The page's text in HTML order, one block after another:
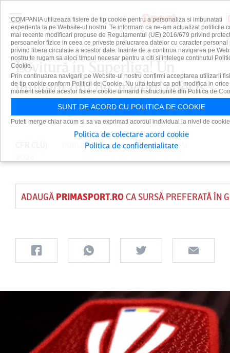
Lovitură în Superliga! Un
influent om de afaceri a decis
să se împlice
PUBLICAT DEDAIAN CUTUPE 18 MAI
ADAUGĂ PRIMASPORT.ROCA SURSĂ PREFERATĂ ÎN
COMPANIA utilizeaza fisiere de tip cookie pentru a personaliza si imbunatati
experienta ta pe Website-ul nostru. Te informam ca ne-am actualizat politicile
mai recente modificari propuse de Regulamentul (UE) 2016/679 privind
persoanelor fizice in ceea ce priveste prelucrarea datelor cu caracter personal
privind libera circulatie a acestor date. Inainte de a continua navigarea pe
nostru te rugam sa aloci timpul necesar pentru a citi si intelege continutul
Cookie.
Prin continuarea navigarii pe Website-ul nostru confirmi acceptarea utilizarii
de tip cookie conform Politicii de Cookie. Nu uita totusi ca poti modifica in orice
moment setarile acestor fisiere cookie urmand instructiunile din Politica de
SUNT DE ACORD CU POLITICA DE COOKIE
Puteti merge chiar acum si sa va exprimati acordul individual la nivel de
Politica de colectare acord cookie
Politica de confidentialitate